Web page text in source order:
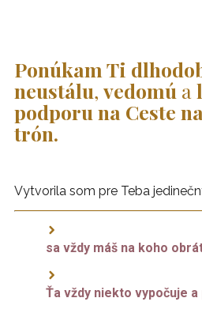
Ponúkam Ti
neustálu, vedomú a
podporu na Ceste
trón.
Vytvorila som pre Teba
sa vždy máš na koho
Ťa vždy niekto vypočuje